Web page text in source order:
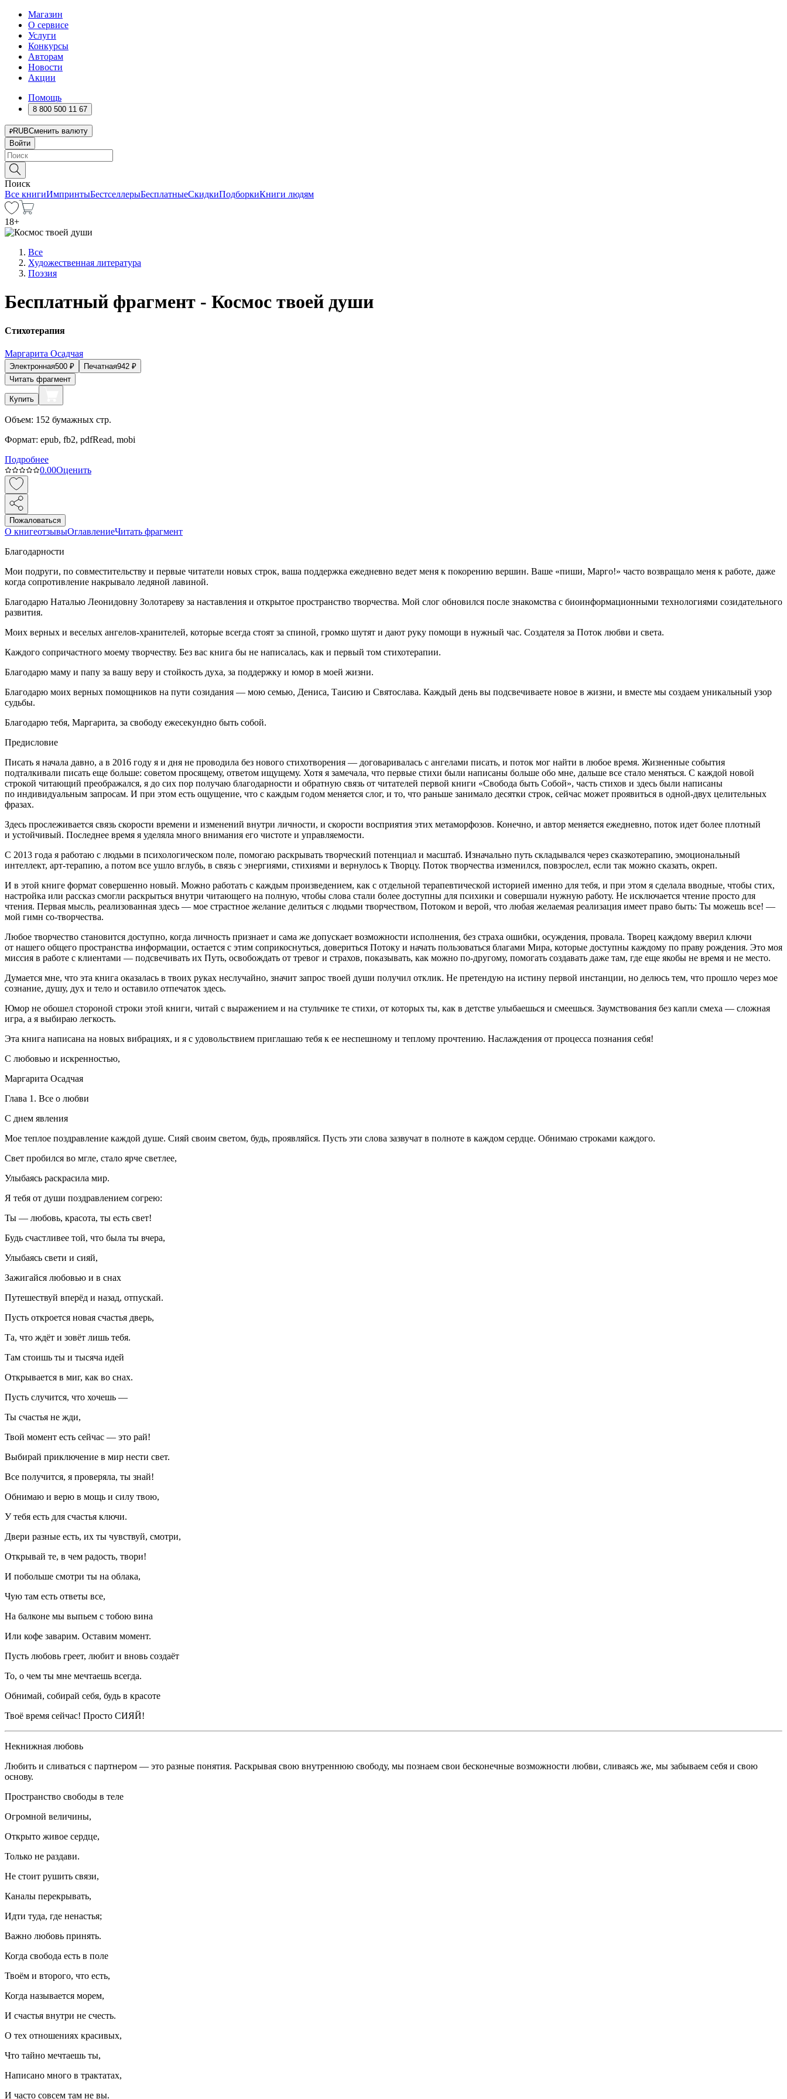
Магазин
О сервисе
Услуги
Конкурсы
Авторам
Новости
Акции
Помощь
8 800 500 11 67
RUBСменить валюту
Войти
Поиск
Все книгиИмпринтыБестселлерыБесплатныеСкидкиПодборкиКниги людям
18+
Все
Художественная литература
Поэзия
Бесплатный фрагмент - Космос твоей души
Стихотерапия
Маргарита Осадчая
Электронная500 ₽ Печатная942 ₽
Читать фрагмент
Купить
Объем: 152 бумажных стр.
Формат: epub, fb2, pdfRead, mobi
Подробнее
0.00Оценить
Пожаловаться
О книгеотзывыОглавлениеЧитать фрагмент
Благодарности
Мои подруги, по совместительству и первые читатели новых строк, ваша поддержка ежедневно ведет меня к покорению вершин. Ваше «пиши, Марго!» часто возвращало меня к работе, даже
когда сопротивление накрывало ледяной лавиной.
Благодарю Наталью Леонидовну Золотареву за наставления и открытое пространство творчества. Мой слог обновился после знакомства с биоинформационными технологиями созидательного
развития.
Моих верных и веселых ангелов-хранителей, которые всегда стоят за спиной, громко шутят и дают руку помощи в нужный час. Создателя за Поток любви и света.
Каждого сопричастного моему творчеству. Без вас книга бы не написалась, как и первый том стихотерапии.
Благодарю маму и папу за вашу веру и стойкость духа, за поддержку и юмор в моей жизни.
Благодарю моих верных помощников на пути созидания — мою семью, Дениса, Таисию и Святослава. Каждый день вы подсвечиваете новое в жизни, и вместе мы создаем уникальный узор
судьбы.
Благодарю тебя, Маргарита, за свободу ежесекундно быть собой.
Предисловие
Писать я начала давно, а в 2016 году я и дня не проводила без нового стихотворения — договаривалась с ангелами писать, и поток мог найти в любое время. Жизненные события
подталкивали писать еще больше: советом просящему, ответом ищущему. Хотя я замечала, что первые стихи были написаны больше обо мне, дальше все стало меняться. С каждой новой
строкой читающий преображался, я до сих пор получаю благодарности и обратную связь от читателей первой книги «Свобода быть Собой», часть стихов и здесь были написаны
по индивидуальным запросам. И при этом есть ощущение, что с каждым годом меняется слог, и то, что раньше занимало десятки строк, сейчас может проявиться в одной-двух целительных
фразах.
Здесь прослеживается связь скорости времени и изменений внутри личности, и скорости восприятия этих метаморфозов. Конечно, и автор меняется ежедневно, поток идет более плотный
и устойчивый. Последнее время я уделяла много внимания его чистоте и управляемости.
С 2013 года я работаю с людьми в психологическом поле, помогаю раскрывать творческий потенциал и масштаб. Изначально путь складывался через сказкотерапию, эмоциональный
интеллект, арт-терапию, а потом все ушло вглубь, в связь с энергиями, стихиями и вернулось к Творцу. Поток творчества изменился, повзрослел, если так можно сказать, окреп.
И в этой книге формат совершенно новый. Можно работать с каждым произведением, как с отдельной терапевтической историей именно для тебя, и при этом я сделала вводные, чтобы стих,
настройка или рассказ смогли раскрыться внутри читающего на полную, чтобы слова стали более доступны для психики и совершали нужную работу. Не исключается чтение просто для
чтения. Первая мысль, реализованная здесь — мое страстное желание делиться с людьми творчеством, Потоком и верой, что любая желаемая реализация имеет право быть: Ты можешь все! —
мой гимн со-творчества.
Любое творчество становится доступно, когда личность признает и сама же допускает возможности исполнения, без страха ошибки, осуждения, провала. Творец каждому вверил ключи
от нашего общего пространства информации, остается с этим соприкоснуться, довериться Потоку и начать пользоваться благами Мира, которые доступны каждому по праву рождения. Это моя
миссия в работе с клиентами — подсвечивать их Путь, освобождать от тревог и страхов, показывать, как можно по-другому, помогать создавать даже там, где еще якобы не время и не место.
Думается мне, что эта книга оказалась в твоих руках неслучайно, значит запрос твоей души получил отклик. Не претендую на истину первой инстанции, но делюсь тем, что прошло через мое
сознание, душу, дух и тело и оставило отпечаток здесь.
Юмор не обошел стороной строки этой книги, читай с выражением и на стульчике те стихи, от которых ты, как в детстве улыбаешься и смеешься. Заумствования без капли смеха — сложная
игра, а я выбираю легкость.
Эта книга написана на новых вибрациях, и я с удовольствием приглашаю тебя к ее неспешному и теплому прочтению. Наслаждения от процесса познания себя!
С любовью и искренностью,
Маргарита Осадчая
Глава 1. Все о любви
С днем явления
Мое теплое поздравление каждой душе. Сияй своим светом, будь, проявляйся. Пусть эти слова зазвучат в полноте в каждом сердце. Обнимаю строками каждого.
Свет пробился во мгле, стало ярче светлее,
Улыбаясь раскрасила мир.
Я тебя от души поздравлением согрею:
Ты — любовь, красота, ты есть свет!
Будь счастливее той, что была ты вчера,
Улыбаясь свети и сияй,
Зажигайся любовью и в снах
Путешествуй вперёд и назад, отпускай.
Пусть откроется новая счастья дверь,
Та, что ждёт и зовёт лишь тебя.
Там стоишь ты и тысяча идей
Открывается в миг, как во снах.
Пусть случится, что хочешь —
Ты счастья не жди,
Твой момент есть сейчас — это рай!
Выбирай приключение в мир нести свет.
Все получится, я проверяла, ты знай!
Обнимаю и верю в мощь и силу твою,
У тебя есть для счастья ключи.
Двери разные есть, их ты чувствуй, смотри,
Открывай те, в чем радость, твори!
И побольше смотри ты на облака,
Чую там есть ответы все,
На балконе мы выпьем с тобою вина
Или кофе заварим. Оставим момент.
Пусть любовь греет, любит и вновь создаёт
То, о чем ты мне мечтаешь всегда.
Обнимай, собирай себя, будь в красоте
Твоё время сейчас! Просто СИЯЙ!
Некнижная любовь
Любить и сливаться с партнером — это разные понятия. Раскрывая свою внутреннюю свободу, мы познаем свои бесконечные возможности любви, сливаясь же, мы забываем себя и свою
основу.
Пространство свободы в теле
Огромной величины,
Открыто живое сердце,
Только не раздави.
Не стоит рушить связи,
Каналы перекрывать,
Идти туда, где ненастья;
Важно любовь принять.
Когда свобода есть в поле
Твоём и второго, что есть,
Когда называется морем,
И счастья внутри не счесть.
О тех отношениях красивых,
Что тайно мечтаешь ты,
Написано много в трактатах,
И часто совсем там не вы.